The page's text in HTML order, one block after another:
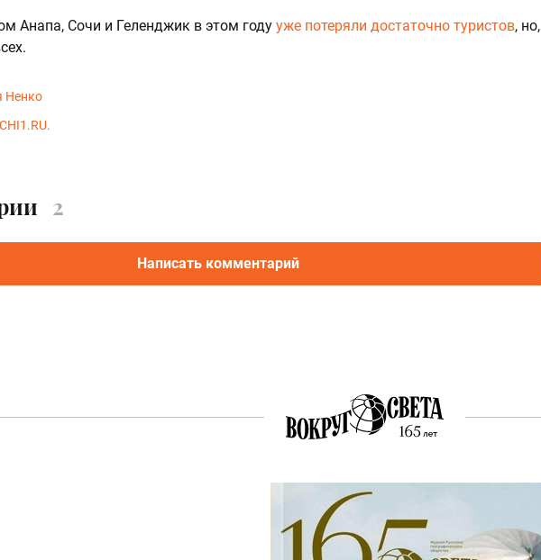
Анапа, Сочи и Геленджик в этом году уже потеряли достаточно туристов, но,
Ненко
.
2
Написать комментарий